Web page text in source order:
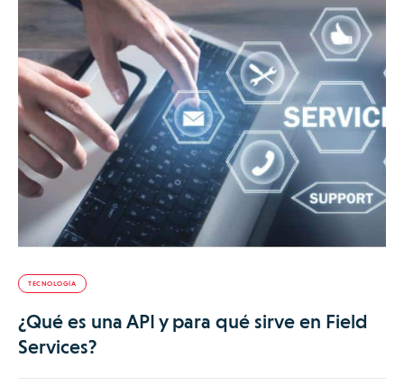
TECNOLOGÍA
¿Qué es una API y para qué sirve en Field
Services?